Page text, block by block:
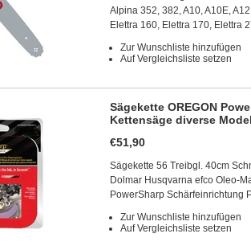
Alpina 352, 382, A10, A10E,
Elettra 160, Elettra 170, Elettra
Zur Wunschliste hinzufügen
Auf Vergleichsliste setzen
Sägekette OREGON
Kettensäge diverse
€51,90
Sägekette 56 Treibgl. 40cm
Dolmar Husqvarna efco Oleo-
PowerSharp Schärfeinrichtung
Zur Wunschliste hinzufügen
Auf Vergleichsliste setzen